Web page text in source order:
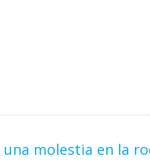
molestia en la